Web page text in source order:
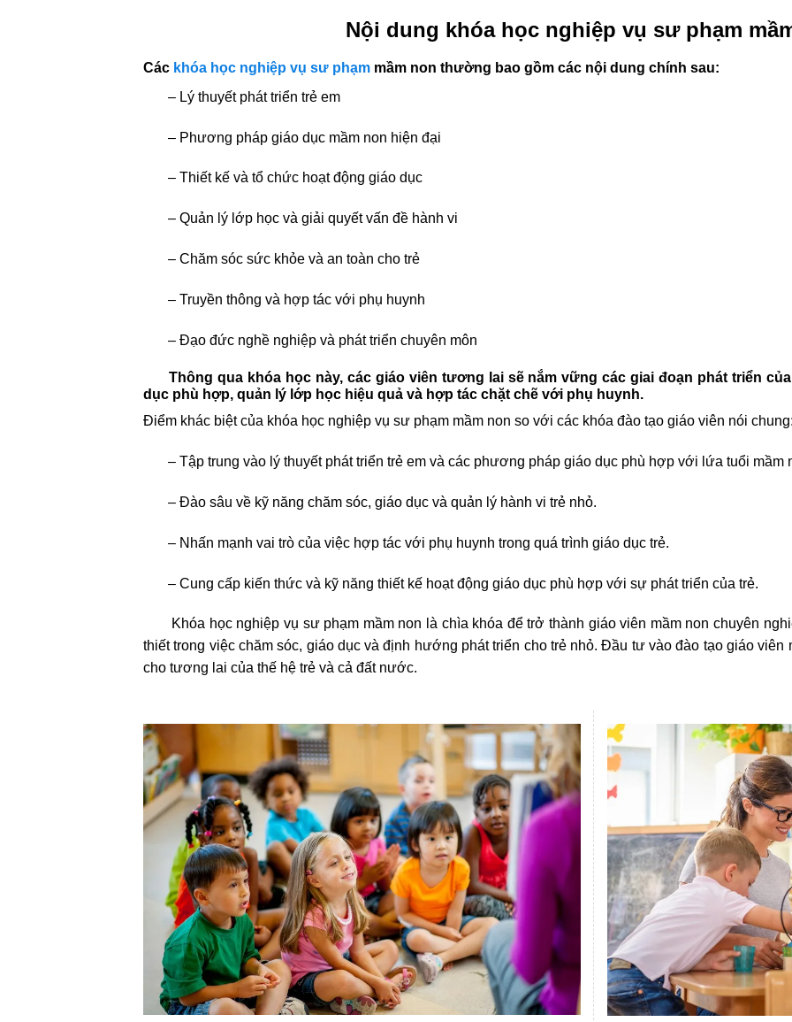
Nội dung khóa học nghiệp vụ sư phạm
Các khóa học nghiệp vụ sư phạm mầm non thường bao gồm các nội dung chính sau:
– Lý thuyết phát triển trẻ em
– Phương pháp giáo dục mầm non hiện đại
– Thiết kế và tổ chức hoạt động giáo dục
– Quản lý lớp học và giải quyết vấn đề hành vi
– Chăm sóc sức khỏe và an toàn cho trẻ
– Truyền thông và hợp tác với phụ huynh
– Đạo đức nghề nghiệp và phát triển chuyên môn
Thông qua khóa học này, các giáo viên tương lai sẽ nắm vững các giai đoạn phát triển
dục phù hợp, quản lý lớp học hiệu quả và hợp tác chặt chẽ với phụ huynh.
Điểm khác biệt của khóa học nghiệp vụ sư phạm mầm non so với các khóa đào tạo giáo viên nói
– Tập trung vào lý thuyết phát triển trẻ em và các phương pháp giáo dục phù hợp với lứa tuổi mầm
– Đào sâu về kỹ năng chăm sóc, giáo dục và quản lý hành vi trẻ nhỏ.
– Nhấn mạnh vai trò của việc hợp tác với phụ huynh trong quá trình giáo dục trẻ.
– Cung cấp kiến thức và kỹ năng thiết kế hoạt động giáo dục phù hợp với sự phát triển của trẻ.
Khóa học nghiệp vụ sư phạm mầm non là chìa khóa để trở thành giáo viên mầm non chuyên
thiết trong việc chăm sóc, giáo dục và định hướng phát triển cho trẻ nhỏ. Đầu tư vào đào tạo giáo
cho tương lai của thế hệ trẻ và cả đất nước.